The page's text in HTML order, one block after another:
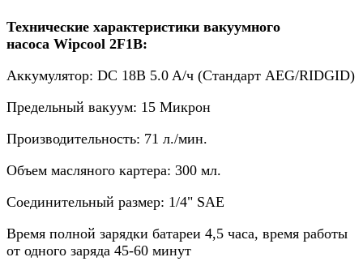
Технические характеристики вакуумного
насоса Wipcool 2F1B:
Аккумулятор: DC 18B 5.0 A/ч (Стандарт AEG/RIDGID)
Предельный вакуум: 15 Микрон
Производительность: 71 л./мин.
Объем масляного картера: 300 мл.
Соединительный размер: 1/4" SAE
Время полной зарядки батареи 4,5 часа, время работы
от одного заряда 45-60 минут